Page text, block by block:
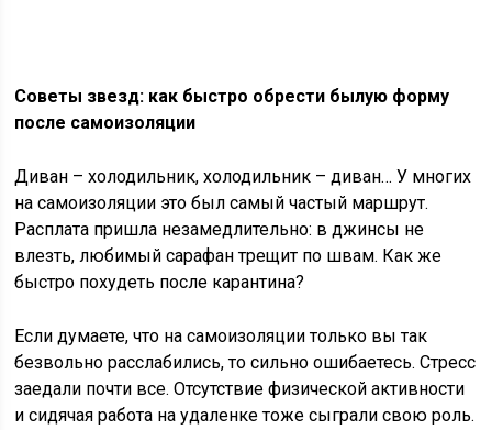
Советы звезд: как быстро обрести былую форму
после самоизоляции
Диван – холодильник, холодильник – диван… У многих
на самоизоляции это был самый частый маршрут.
Расплата пришла незамедлительно: в джинсы не
влезть, любимый сарафан трещит по швам. Как же
быстро похудеть после карантина?
Если думаете, что на самоизоляции только вы так
безвольно расслабились, то сильно ошибаетесь. Стресс
заедали почти все. Отсутствие физической активности
и сидячая работа на удаленке тоже сыграли свою роль.